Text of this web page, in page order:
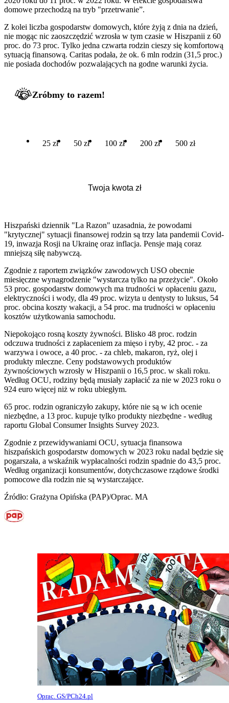
domowe przechodzą na tryb "przetrwanie”.
Z kolei liczba gospodarstw domowych, które żyją z dnia na dzień,
nie mogąc nic zaoszczędzić wzrosła w tym czasie w Hiszpanii z 60
proc. do 73 proc. Tylko jedna czwarta rodzin cieszy się komfortową
sytuacją finansową. Caritas podała, że ok. 6 mln rodzin (31,5 proc.)
nie posiada dochodów pozwalających na godne warunki życia.
Zróbmy to razem!
25 zł 50 zł 100 zł 200 zł 500 zł
Hiszpański dziennik "La Razon" uzasadnia, że powodami
"krytycznej" sytuacji finansowej rodzin są trzy lata pandemii Covid-
19, inwazja Rosji na Ukrainę oraz inflacja. Pensje mają coraz
mniejszą siłę nabywczą.
Zgodnie z raportem związków zawodowych USO obecnie
miesięczne wynagrodzenie "wystarcza tylko na przeżycie". Około
53 proc. gospodarstw domowych ma trudności w opłaceniu gazu,
elektryczności i wody, dla 49 proc. wizyta u dentysty to luksus, 54
proc. obcina koszty wakacji, a 54 proc. ma trudności w opłaceniu
kosztów użytkowania samochodu.
Niepokojąco rosną koszty żywności. Blisko 48 proc. rodzin
odczuwa trudności z zapłaceniem za mięso i ryby, 42 proc. - za
warzywa i owoce, a 40 proc. - za chleb, makaron, ryż, olej i
produkty mleczne. Ceny podstawowych produktów
żywnościowych wzrosły w Hiszpanii o 16,5 proc. w skali roku.
Według OCU, rodziny będą musiały zapłacić za nie w 2023 roku o
924 euro więcej niż w roku ubiegłym.
65 proc. rodzin ograniczyło zakupy, które nie są w ich ocenie
niezbędne, a 13 proc. kupuje tylko produkty niezbędne - według
raportu Global Consumer Insights Survey 2023.
Zgodnie z przewidywaniami OCU, sytuacja finansowa
hiszpańskich gospodarstw domowych w 2023 roku nadal będzie się
pogarszała, a wskaźnik wypłacalności rodzin spadnie do 43,5 proc.
Według organizacji konsumentów, dotychczasowe rządowe środki
pomocowe dla rodzin nie są wystarczające.
Źródło: Grażyna Opińska (PAP)/Oprac. MA
Oprac. GS/PCh24.pl